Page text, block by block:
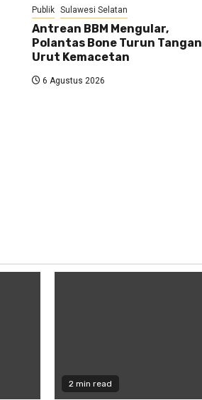
Publik Sulawesi Selatan
Antrean BBM Mengular,
Polantas Bone Turun Tangan
Urut Kemacetan
6 Agustus 2026
2 min read